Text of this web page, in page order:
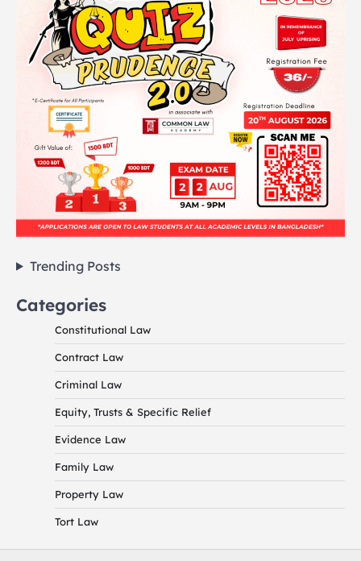
Trending Posts
Categories
Constitutional Law
Contract Law
Criminal Law
Equity, Trusts & Specific Relief
Evidence Law
Family Law
Property Law
Tort Law